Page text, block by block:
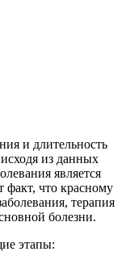
и длительность
из данных
является
факт, что красному
терапия
болезни.
этапы: